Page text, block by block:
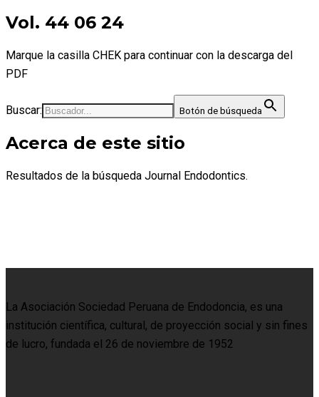
Vol. 44 06 24
Marque la casilla CHEK para continuar con la descarga del
PDF
Buscar: Botón de búsqueda
Acerca de este sitio
Resultados de la búsqueda Journal Endodontics.
La Asociación Sociedad Peruana de Endodoncia, es una
institución científica, cultural, de proyección social y sin fines
de lucro, fundada el 26 de noviembre de 1952